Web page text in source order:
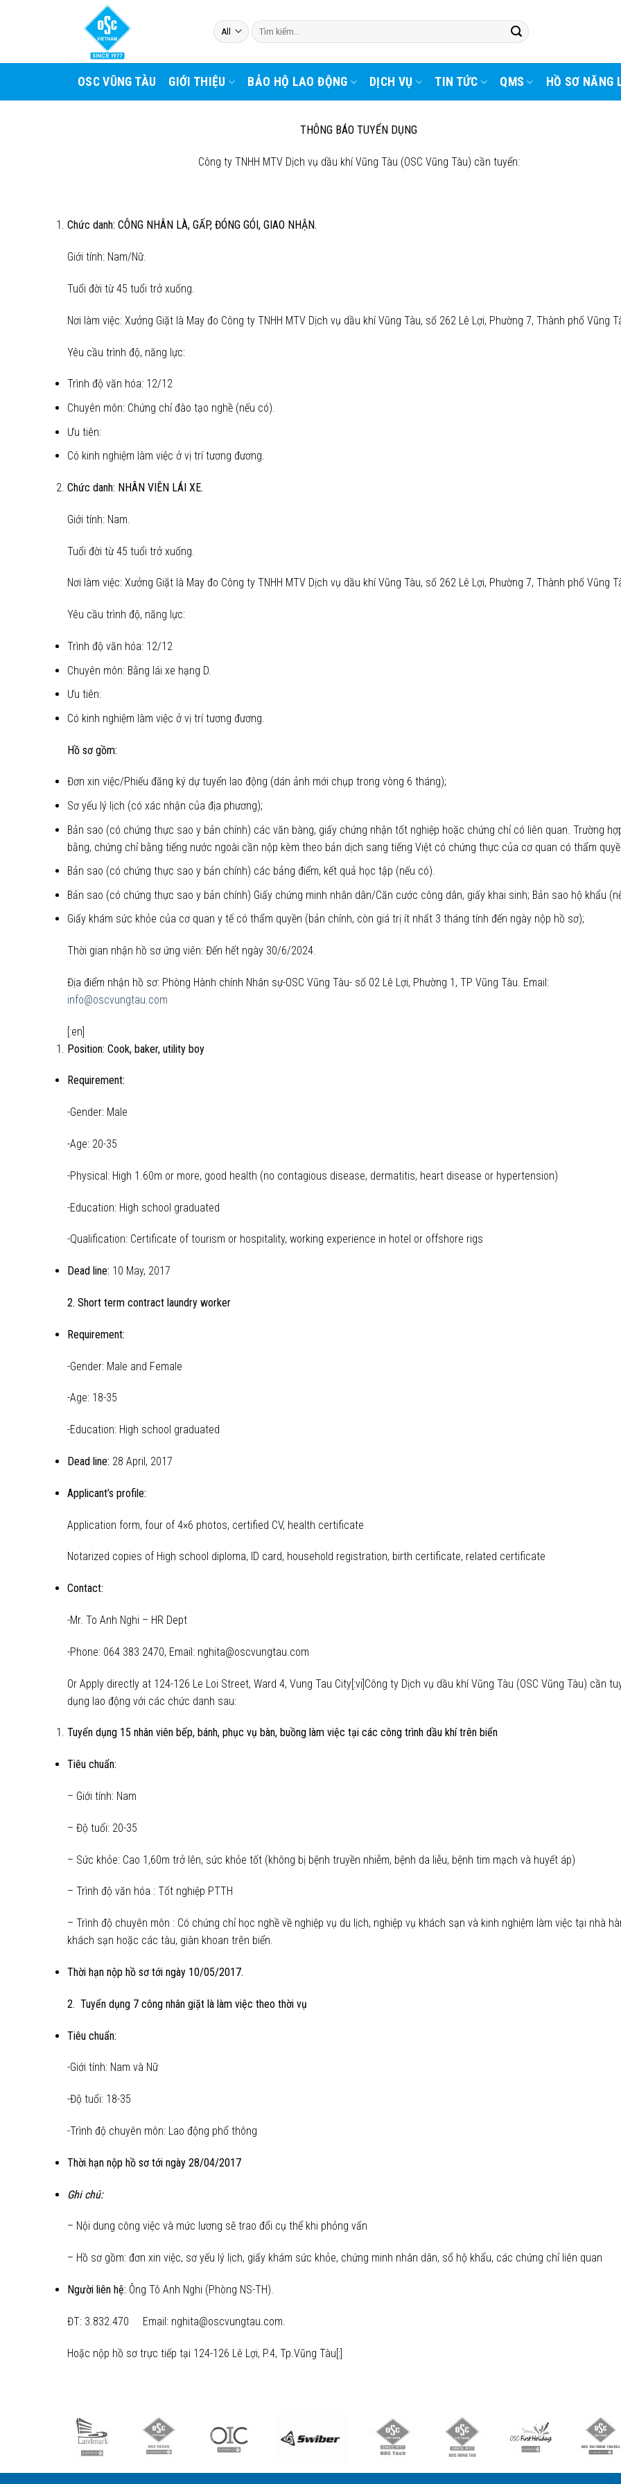
Tìm
kiếm:
OSC VŨNG TÀU GIỚI THIỆU BẢO HỘ LAO ĐỘNG DỊCH VỤ TIN TỨC QMS HỒ SƠ NĂNG
THÔNG BÁO TUYỂN DỤNG
Công ty TNHH MTV Dịch vụ dầu khí Vũng Tàu (OSC Vũng Tàu) cần tuyển:
Chức danh: CÔNG NHÂN LÀ, GẤP, ĐÓNG GÓI, GIAO NHẬN.
Giới tính: Nam/Nữ.
Tuổi đời từ 45 tuổi trở xuống.
Nơi làm việc: Xưởng Giặt là May đo Công ty TNHH MTV Dịch vụ dầu khí Vũng Tàu, số 262 Lê Lợi, Phường 7, Thành phố Vũng
Yêu cầu trình độ, năng lực:
Trình độ văn hóa: 12/12
Chuyên môn: Chứng chỉ đào tạo nghề (nếu có).
Ưu tiên:
Có kinh nghiệm làm việc ở vị trí tương đương.
Chức danh: NHÂN VIÊN LÁI XE.
Giới tính: Nam.
Tuổi đời từ 45 tuổi trở xuống.
Nơi làm việc: Xưởng Giặt là May đo Công ty TNHH MTV Dịch vụ dầu khí Vũng Tàu, số 262 Lê Lợi, Phường 7, Thành phố Vũng
Yêu cầu trình độ, năng lực:
Trình độ văn hóa: 12/12
Chuyên môn: Bằng lái xe hạng D.
Ưu tiên:
Có kinh nghiệm làm việc ở vị trí tương đương.
Hồ sơ gồm:
Đơn xin việc/Phiếu đăng ký dự tuyển lao động (dán ảnh mới chụp trong vòng 6 tháng);
Sơ yếu lý lịch (có xác nhận của địa phương);
Bản sao (có chứng thực sao y bản chính) các văn bàng, giấy chứng nhận tốt nghiệp hoặc chứng chỉ có liên quan. Trường
bằng, chứng chỉ bằng tiếng nước ngoài cần nộp kèm theo bản dịch sang tiếng Việt có chứng thực của cơ quan có thẩm
Bản sao (có chứng thực sao y bản chính) các bảng điểm, kết quả học tập (nếu có).
Bản sao (có chứng thực sao y bản chính) Giấy chứng minh nhân dân/Căn cước công dân, giấy khai sinh; Bản sao hộ khẩu
Giấy khám sức khỏe của cơ quan y tế có thẩm quyền (bản chính, còn giá trị ít nhất 3 tháng tính đến ngày nộp hồ sơ);
Thời gian nhận hồ sơ ứng viên: Đến hết ngày 30/6/2024.
Địa điểm nhận hồ sơ: Phòng Hành chính Nhân sự-OSC Vũng Tàu- số 02 Lê Lợi, Phường 1, TP Vũng Tàu. Email:
info@oscvungtau.com
[:en]
Position: Cook, baker, utility boy
Requirement:
-Gender: Male
-Age: 20-35
-Physical: High 1.60m or more, good health (no contagious disease, dermatitis, heart disease or hypertension)
-Education: High school graduated
-Qualification: Certificate of tourism or hospitality, working experience in hotel or offshore rigs
Dead line: 10 May, 2017
2. Short term contract laundry worker
Requirement:
-Gender: Male and Female
-Age: 18-35
-Education: High school graduated
Dead line: 28 April, 2017
Applicant’s profile:
Application form, four of 4×6 photos, certified CV, health certificate
Notarized copies of High school diploma, ID card, household registration, birth certificate, related certificate
Contact:
-Mr. To Anh Nghi – HR Dept
-Phone: 064 383 2470, Email: nghita@oscvungtau.com
Or Apply directly at 124-126 Le Loi Street, Ward 4, Vung Tau City[:vi]Công ty Dịch vụ dầu khí Vũng Tàu (OSC Vũng Tàu) cần
dụng lao động với các chức danh sau:
Tuyển dụng 15 nhân viên bếp, bánh, phục vụ bàn, buồng làm việc tại các công trình dầu khí trên biển
Tiêu chuẩn:
– Giới tính: Nam
– Độ tuổi: 20-35
– Sức khỏe: Cao 1,60m trở lên, sức khỏe tốt (không bị bệnh truyền nhiễm, bệnh da liễu, bệnh tim mạch và huyết áp)
– Trình độ văn hóa : Tốt nghiệp PTTH
– Trình độ chuyên môn : Có chứng chỉ học nghề về nghiệp vụ du lịch, nghiệp vụ khách sạn và kinh nghiệm làm việc tại nhà
khách sạn hoặc các tàu, giàn khoan trên biển.
Thời hạn nộp hồ sơ tới ngày 10/05/2017.
2. Tuyển dụng 7 công nhân giặt là làm việc theo thời vụ
Tiêu chuẩn:
-Giới tính: Nam và Nữ
-Độ tuổi: 18-35
-Trình độ chuyên môn: Lao động phổ thông
Thời hạn nộp hồ sơ tới ngày 28/04/2017
Ghi chú:
– Nội dung công việc và mức lương sẽ trao đổi cụ thể khi phỏng vấn
– Hồ sơ gồm: đơn xin việc, sơ yếu lý lịch, giấy khám sức khỏe, chứng minh nhân dân, sổ hộ khẩu, các chứng chỉ liên quan
Người liên hệ: Ông Tô Anh Nghi (Phòng NS-TH).
ĐT: 3.832.470 Email: nghita@oscvungtau.com.
Hoặc nộp hồ sơ trực tiếp tại 124-126 Lê Lợi, P.4, Tp.Vũng Tàu[:]